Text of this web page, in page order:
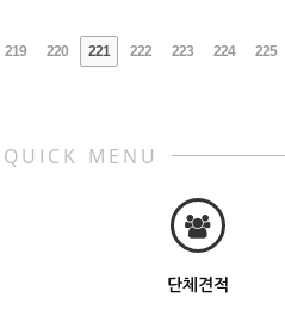
219 220 221 222 223 224 225
QUICK MENU
단체견적